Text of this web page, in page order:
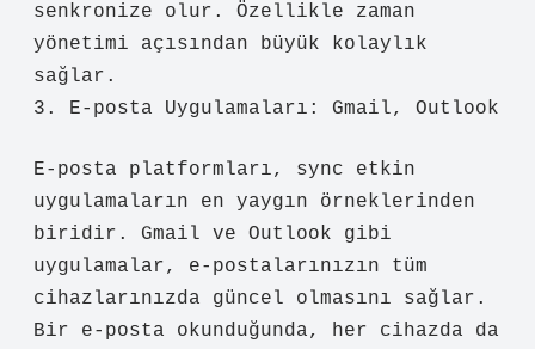
senkronize olur. Özellikle zaman
yönetimi açısından büyük kolaylık
sağlar.
3. E-posta Uygulamaları: Gmail, Outlook
E-posta platformları, sync etkin
uygulamaların en yaygın örneklerinden
biridir. Gmail ve Outlook gibi
uygulamalar, e-postalarınızın tüm
cihazlarınızda güncel olmasını sağlar.
Bir e-posta okunduğunda, her cihazda da